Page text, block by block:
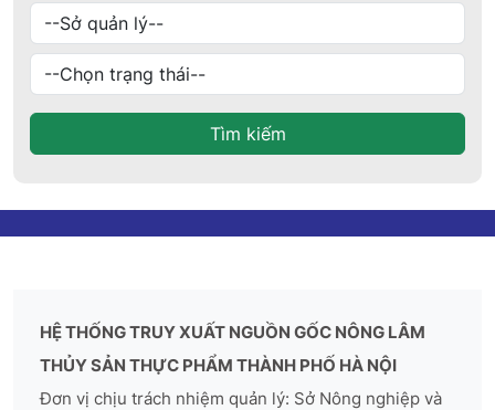
Tìm kiếm
HỆ THỐNG TRUY XUẤT NGUỒN GỐC NÔNG LÂM
THỦY SẢN THỰC PHẨM THÀNH PHỐ HÀ NỘI
Đơn vị chịu trách nhiệm quản lý: Sở Nông nghiệp và